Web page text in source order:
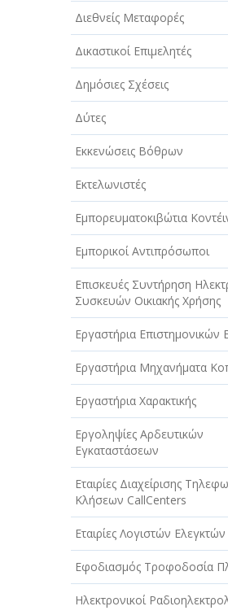
Διεθνείς Μεταφορές
Δικαστικοί Επιμελητές
Δημόσιες Σχέσεις
Δύτες
Εκκενώσεις Βόθρων
Εκτελωνιστές
Εμπορευματοκιβώτια
Εμπορικοί Αντιπρόσωποι
Επισκευές Συντήρηση
Συσκευών Οικιακής Χρήσης
Εργαστήρια Επιστημονικών
Εργαστήρια Μηχανήματα
Εργαστήρια Χαρακτικής
Εργοληψίες Αρδευτικών
Εγκαταστάσεων
Εταιρίες Διαχείρισης
Κλήσεων CallCenters
Εταιρίες Λογιστών Ελεγκτών
Εφοδιασμός Τροφοδοσία
Ηλεκτρονικοί